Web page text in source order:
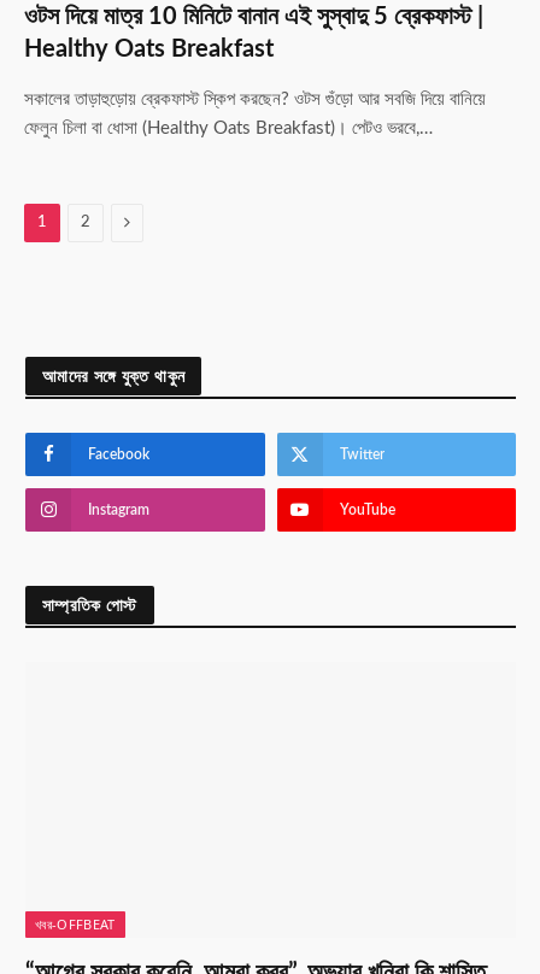
ওটস দিয়ে মাত্র 10 মিনিটে বানান এই সুস্বাদু 5 ব্রেকফাস্ট |
Healthy Oats Breakfast
সকালের তাড়াহুড়োয় ব্রেকফাস্ট স্কিপ করছেন? ওটস গুঁড়ো আর সবজি দিয়ে বানিয়ে
ফেলুন চিলা বা ধোসা (Healthy Oats Breakfast)। পেটও ভরবে,…
1 2 Next
আমাদের সঙ্গে যুক্ত থাকুন
Facebook Twitter
Instagram YouTube
সাম্প্রতিক পোস্ট
খবর-OFFBEAT